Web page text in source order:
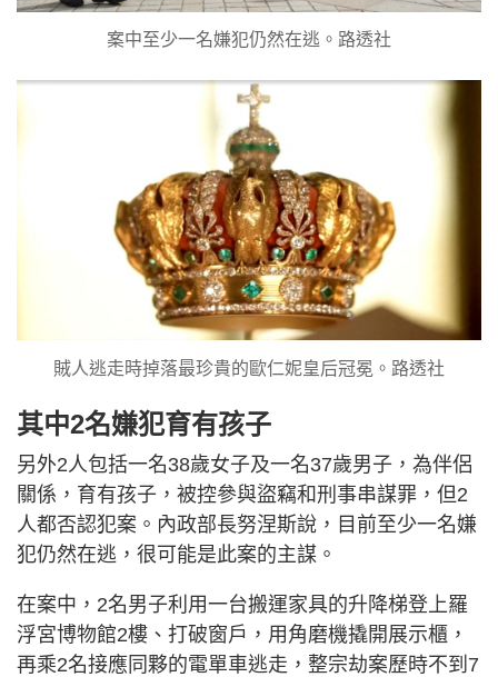
案中至少一名嫌犯仍然在逃。路透社
賊人逃走時掉落最珍貴的歐仁妮皇后冠冕。路透社
其中2名嫌犯育有孩子
另外2人包括一名38歲女子及一名37歲男子，為伴侶
關係，育有孩子，被控參與盜竊和刑事串謀罪，但2
人都否認犯案。內政部長努涅斯說，目前至少一名嫌
犯仍然在逃，很可能是此案的主謀。
在案中，2名男子利用一台搬運家具的升降梯登上羅
浮宮博物館2樓、打破窗戶，用角磨機撬開展示櫃，
再乘2名接應同夥的電單車逃走，整宗劫案歷時不到7